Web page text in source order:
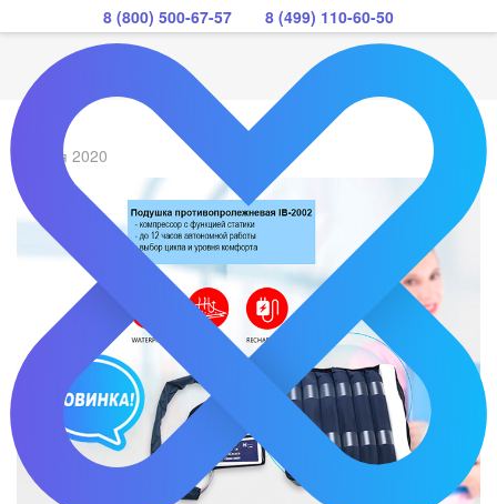
8 (800) 500-67-57 8 (499) 110-60-50
28 мая 2020